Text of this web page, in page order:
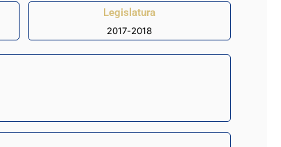
Legislatura
2017-2018